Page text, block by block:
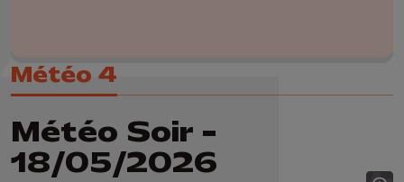
Météo 4
Météo Soir -
18/05/2026